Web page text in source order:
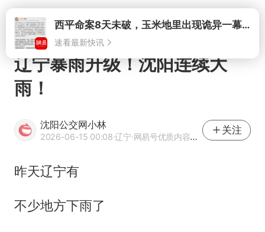
打开
辽宁暴雨升级！沈阳连续大
雨！
沈阳公交网小林
2026-06-15 00:08·辽宁·网易号优质内容创作者
关注
昨天辽宁有
不少地方下雨了